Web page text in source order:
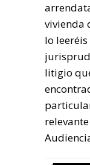
vivienda
lo leeréis
litigio